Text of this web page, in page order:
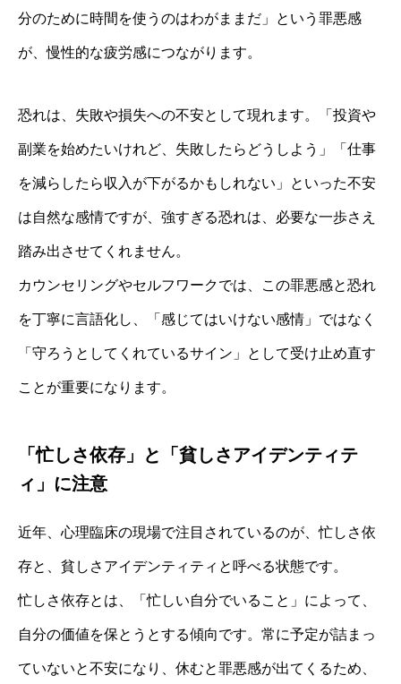
分のために時間を使うのはわがままだ」という罪悪感
が、慢性的な疲労感につながります。
恐れは、失敗や損失への不安として現れます。「投資や
副業を始めたいけれど、失敗したらどうしよう」「仕事
を減らしたら収入が下がるかもしれない」といった不安
は自然な感情ですが、強すぎる恐れは、必要な一歩さえ
踏み出させてくれません。
カウンセリングやセルフワークでは、この罪悪感と恐れ
を丁寧に言語化し、「感じてはいけない感情」ではなく
「守ろうとしてくれているサイン」として受け止め直す
ことが重要になります。
「忙しさ依存」と「貧しさアイデンティテ
ィ」に注意
近年、心理臨床の現場で注目されているのが、忙しさ依
存と、貧しさアイデンティティと呼べる状態です。
忙しさ依存とは、「忙しい自分でいること」によって、
自分の価値を保とうとする傾向です。常に予定が詰まっ
ていないと不安になり、休むと罪悪感が出てくるため、